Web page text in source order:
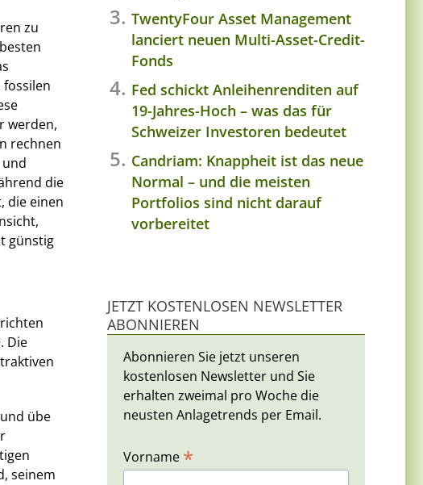
zu
werden,
rechnen
die
die einen
günstig
Die
übe
seinem
TwentyFour Asset Management
lanciert neuen Multi-Asset-Credit-
Fonds
Fed schickt Anleihenrenditen auf
19-Jahres-Hoch – was das für
Schweizer Investoren bedeutet
Candriam: Knappheit ist das neue
Normal – und die meisten
Portfolios sind nicht darauf
vorbereitet
JETZT KOSTENLOSEN NEWSLETTER
ABONNIEREN
Abonnieren Sie jetzt unseren
kostenlosen Newsletter und Sie
erhalten zweimal pro Woche die
neusten Anlagetrends per Email.
Vorname *